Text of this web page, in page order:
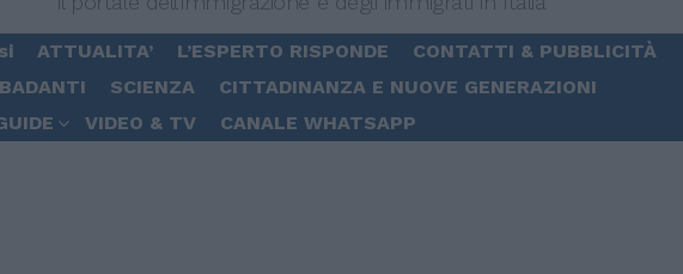
ATTUALITA’ L’ESPERTO RISPONDE
CONTATTI & PUBBLICITÀ
SCIENZA
CITTADINANZA E NUOVE GENERAZIONI
VIDEO & TV CANALE WHATSAPP